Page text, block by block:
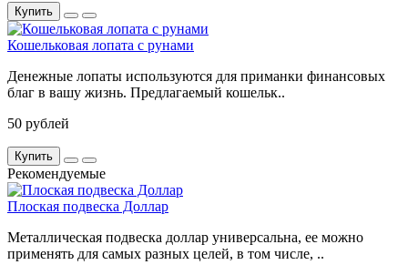
Купить
Кошельковая лопата с рунами
Денежные лопаты используются для приманки финансовых
благ в вашу жизнь. Предлагаемый кошельк..
50 рублей
Купить
Рекомендуемые
Плоская подвеска Доллар
Металлическая подвеска доллар универсальна, ее можно
применять для самых разных целей, в том числе, ..